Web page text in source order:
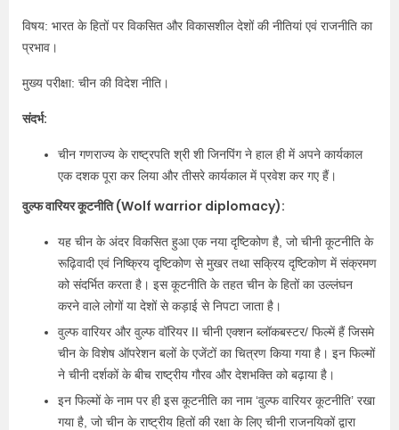
विषय: भारत के हितों पर विकसित और विकासशील देशों की नीतियां एवं राजनीति का
प्रभाव।
मुख्य परीक्षा: चीन की विदेश नीति।
संदर्भ:
चीन गणराज्य के राष्ट्रपति श्री शी जिनपिंग ने हाल ही में अपने कार्यकाल
एक दशक पूरा कर लिया और तीसरे कार्यकाल में प्रवेश कर गए हैं।
वुल्फ वारियर कूटनीति (Wolf warrior diplomacy):
यह चीन के अंदर विकसित हुआ एक नया दृष्टिकोण है, जो चीनी कूटनीति के
रूढ़िवादी एवं निष्क्रिय दृष्टिकोण से मुखर तथा सक्रिय दृष्टिकोण में संक्रमण
को संदर्भित करता है। इस कूटनीति के तहत चीन के हितों का उल्लंघन
करने वाले लोगों या देशों से कड़ाई से निपटा जाता है।
वुल्फ वारियर और वुल्फ वॉरियर II चीनी एक्शन ब्लॉकबस्टर/ फिल्में हैं जिसमे
चीन के विशेष ऑपरेशन बलों के एजेंटों का चित्रण किया गया है। इन फिल्मों
ने चीनी दर्शकों के बीच राष्ट्रीय गौरव और देशभक्ति को बढ़ाया है।
इन फिल्मों के नाम पर ही इस कूटनीति का नाम ‘वुल्फ वारियर कूटनीति’ रखा
गया है, जो चीन के राष्ट्रीय हितों की रक्षा के लिए चीनी राजनयिकों द्वारा